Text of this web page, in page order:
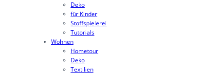
Deko
für Kinder
Stoffspielerei
Tutorials
Wohnen
Hometour
Deko
Textilien